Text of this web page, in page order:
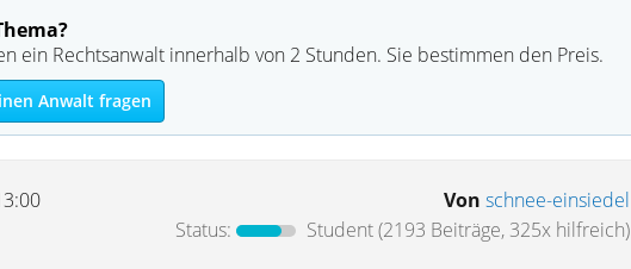
ein Rechtsanwalt innerhalb von 2 Stunden. Sie bestimmen den Preis.
Anwalt fragen
Von schnee-einsiedel
Status:
Student(2193 Beiträge, 325x hilfreich)